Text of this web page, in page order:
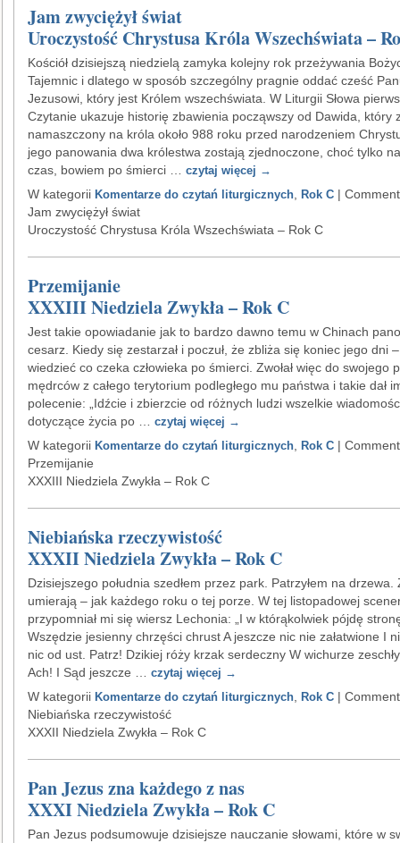
Jam zwyciężył świat
Uroczystość Chrystusa Króla Wszechświata –
Kościół dzisiejszą niedzielą zamyka kolejny rok przeżywania
Tajemnic i dlatego w sposób szczególny pragnie oddać cześć
Jezusowi, który jest Królem wszechświata. W Liturgii Słowa
Czytanie ukazuje historię zbawienia począwszy od Dawida, który
namaszczony na króla około 988 roku przed narodzeniem
jego panowania dwa królestwa zostają zjednoczone, choć tylko
czas, bowiem po śmierci … czytaj więcej →
W kategorii Komentarze do czytań liturgicznych Rok C |
Jam zwyciężył świat
Uroczystość Chrystusa Króla Wszechświata – Rok C
Przemijanie
XXXIII Niedziela Zwykła – Rok C
Jest takie opowiadanie jak to bardzo dawno temu w Chinach
cesarz. Kiedy się zestarzał i poczuł, że zbliża się koniec jego dni –
wiedzieć co czeka człowieka po śmierci. Zwołał więc do swojego
mędrców z całego terytorium podległego mu państwa i takie dał
polecenie: „Idźcie i zbierzcie od różnych ludzi wszelkie
dotyczące życia po … czytaj więcej →
W kategorii Komentarze do czytań liturgicznych Rok C |
Przemijanie
XXXIII Niedziela Zwykła – Rok C
Niebiańska rzeczywistość
XXXII Niedziela Zwykła – Rok C
Dzisiejszego południa szedłem przez park. Patrzyłem na drzewa.
umierają – jak każdego roku o tej porze. W tej listopadowej
przypomniał mi się wiersz Lechonia: „I w którąkolwiek pójdę
Wszędzie jesienny chrzęści chrust A jeszcze nic nie załatwione I
nic od ust. Patrz! Dzikiej róży krzak serdeczny W wichurze
Ach! I Sąd jeszcze … czytaj więcej →
W kategorii Komentarze do czytań liturgicznych Rok C |
Niebiańska rzeczywistość
XXXII Niedziela Zwykła – Rok C
Pan Jezus zna każdego z nas
XXXI Niedziela Zwykła – Rok C
Pan Jezus podsumowuje dzisiejsze nauczanie słowami, które w